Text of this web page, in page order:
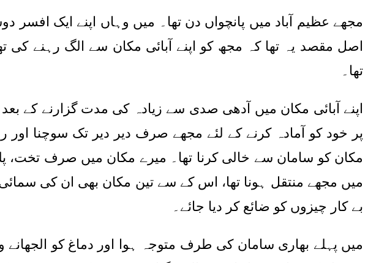
مجھے عظیم آباد میں پانچواں دن تھا۔ میں وہاں اپنے ایک افسر
اصل مقصد یہ تھا کہ مجھ کو اپنے آبائی مکان سے الگ رہنے
تھا۔
اپنے آبائی مکان میں آدھی صدی سے زیادہ کی مدت گزارنے کے
پر خود کو آمادہ کرنے کے لئے مجھے صرف دیر دیر تک سوچنا اور
مکان کو سامان سے خالی کرنا تھا۔ میرے مکان میں صرف
میں مجھے منتقل ہونا تھا، اس کے سے تین مکان بھی ان کی
بے کار چیزوں کو ضائع کر دیا جائے۔
میں پہلے بھاری سامان کی طرف متوجہ ہوا اور دماغ کو